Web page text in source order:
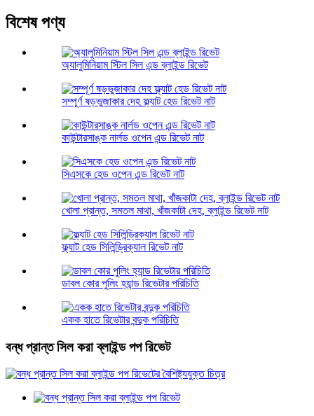
বিশেষ পণ্য
অ্যালুমিনিয়াম স্টিল সিল এন্ড ব্লাইন্ড রিভেট
সম্পূর্ণ ষড়ভুজাকার দেহ ফ্ল্যাট হেড রিভেট নাট
কাউন্টারসাঙ্ক নার্লড ওপেন এন্ড রিভেট নাট
সিএসকে হেড ওপেন এন্ড রিভেট নাট
খোলা প্রান্ত, সমতল মাথা, খাঁজকাটা দেহ, ব্লাইন্ড রিভেট নাট
ফ্ল্যাট হেড সিলিন্ড্রিক্যাল রিভেট নাট
ডাবল কোর পুলিং হ্যান্ড রিভেটার পরিচিতি
একক হাতে রিভেটার বন্দুক পরিচিতি
বন্ধ প্রান্ত সিল করা ব্লাইন্ড পপ রিভেট